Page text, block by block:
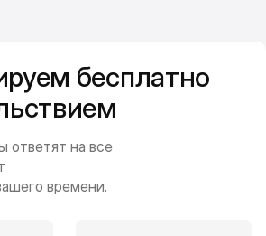
бесплатно
ответят на все
времени.